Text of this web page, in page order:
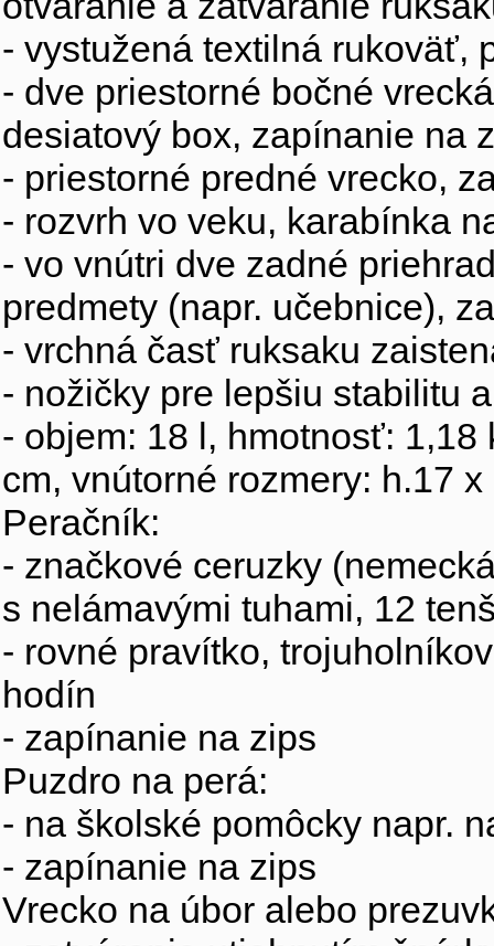
- vystužená textilná rukoväť,
- dve priestorné bočné
desiatový box, zapínanie na
- priestorné predné vrecko,
- rozvrh vo veku, karabínka
- vo vnútri dve zadné
predmety (napr. učebnice),
- vrchná časť ruksaku
- nožičky pre lepšiu stabilitu
- objem: 18 l, hmotnosť: 1,18
cm, vnútorné rozmery: h.17
Peračník:
- značkové ceruzky
s nelámavými tuhami, 12
- rovné pravítko,
hodín
- zapínanie na zips
Puzdro na perá:
- na školské pomôcky napr.
- zapínanie na zips
Vrecko na úbor alebo